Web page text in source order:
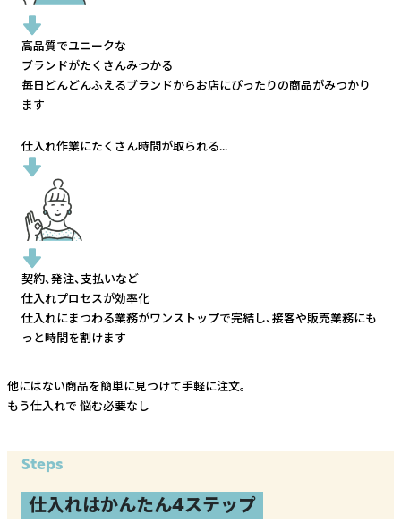
高品質でユニークな
ブランドがたくさんみつかる
毎日どんどんふえるブランドからお店にぴったりの商品がみつかり
ます
仕入れ作業にたくさん時間が取られる...
契約、発注、支払いなど
仕入れプロセスが効率化
仕入れにまつわる業務がワンストップで完結し、接客や販売業務にも
っと時間を割けます
他にはない商品を簡単に見つけて手軽に注文。
もう仕入れで 悩む必要なし
Steps
仕入れはかんたん4ステップ